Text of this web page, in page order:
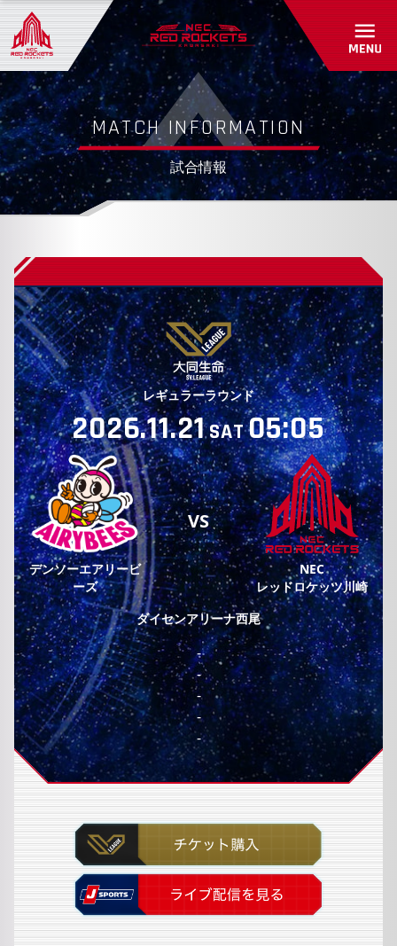
初めて観戦ガイド
アカデミー・スクール紹介/入会受付
パートナーシップ
パートナー一覧
パートナーシップのご案内
共創自動販売機
グッズショップ
RED ROCKETS GEAR STORE
お問い合わせ
よくあるご質問
お問い合わせ
MATCH INFORMATION
試合情報
レギュラーラウンド
2026.11.21SAT05:05
NEC
レッドロケッツ川崎
VS
デンソーエアリービ
ーズ
ダイセンアリーナ西尾
-
-
-
-
-